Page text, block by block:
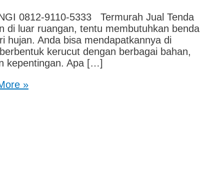
0812-9110-5333 Termurah Jual Tenda
di luar ruangan, tentu membutuhkan benda
hujan. Anda bisa mendapatkannya di
kerucut dengan berbagai bahan,
kepentingan. Apa […]
»